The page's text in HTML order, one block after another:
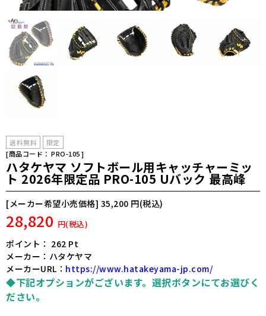
送料無料
限定
[商品コード： PRO-105]
ハタケヤマ ソフトボール用キャッチャーミッ
ト 2026年限定品 PRO-105 Uバック 最高峰
[メーカー希望小売価格] 35,200 円(税込)
28,820 円(税込)
ポイント： 262 Pt
メーカー：ハタケヤマ
メーカーURL： https://www.hatakeyama-jp.com/
◆下記オプションがございます。選択ボタンにてお選びく
ださい。